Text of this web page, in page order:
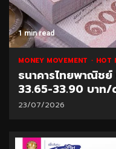
1 min read
MONEY MOVEMENT HOT
ธนาคารไทยพาณิชย์
33.65-33.90 บาท/
23/07/2026